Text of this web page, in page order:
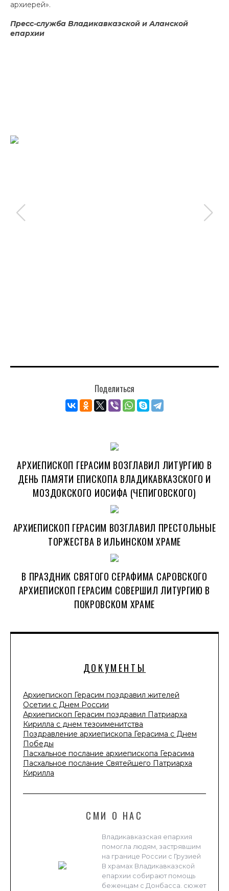
ДОКУМЕНТЫ
Архиепископ Герасим поздравил жителей
Осетии с Днем России
Архиепископ Герасим поздравил Патриарха
Кирилла с днем тезоименитства
Поздравление архиепископа Герасима с Днем
Победы
Пасхальное послание архиепископа Герасима
Пасхальное послание Святейшего Патриарха
Кирилла
СМИ О НАС
Владикавказская епархия
помогла людям, застрявшим
на границе России с Грузией
В храмах Владикавказской
епархии собирают помощь
беженцам с Донбасса. сюжет
архиерей».
Пресс-служба Владикавказской и Аланской
епархии
Поделиться
АРХИЕПИСКОП ГЕРАСИМ ВОЗГЛАВИЛ ЛИТУРГИЮ В
ДЕНЬ ПАМЯТИ ЕПИСКОПА ВЛАДИКАВКАЗСКОГО И
МОЗДОКСКОГО ИОСИФА (ЧЕПИГОВСКОГО)
АРХИЕПИСКОП ГЕРАСИМ ВОЗГЛАВИЛ ПРЕСТОЛЬНЫЕ
ТОРЖЕСТВА В ИЛЬИНСКОМ ХРАМЕ
В ПРАЗДНИК СВЯТОГО СЕРАФИМА САРОВСКОГО
АРХИЕПИСКОП ГЕРАСИМ СОВЕРШИЛ ЛИТУРГИЮ В
ПОКРОВСКОМ ХРАМЕ